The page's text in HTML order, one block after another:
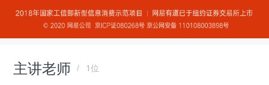
主讲老师 1位